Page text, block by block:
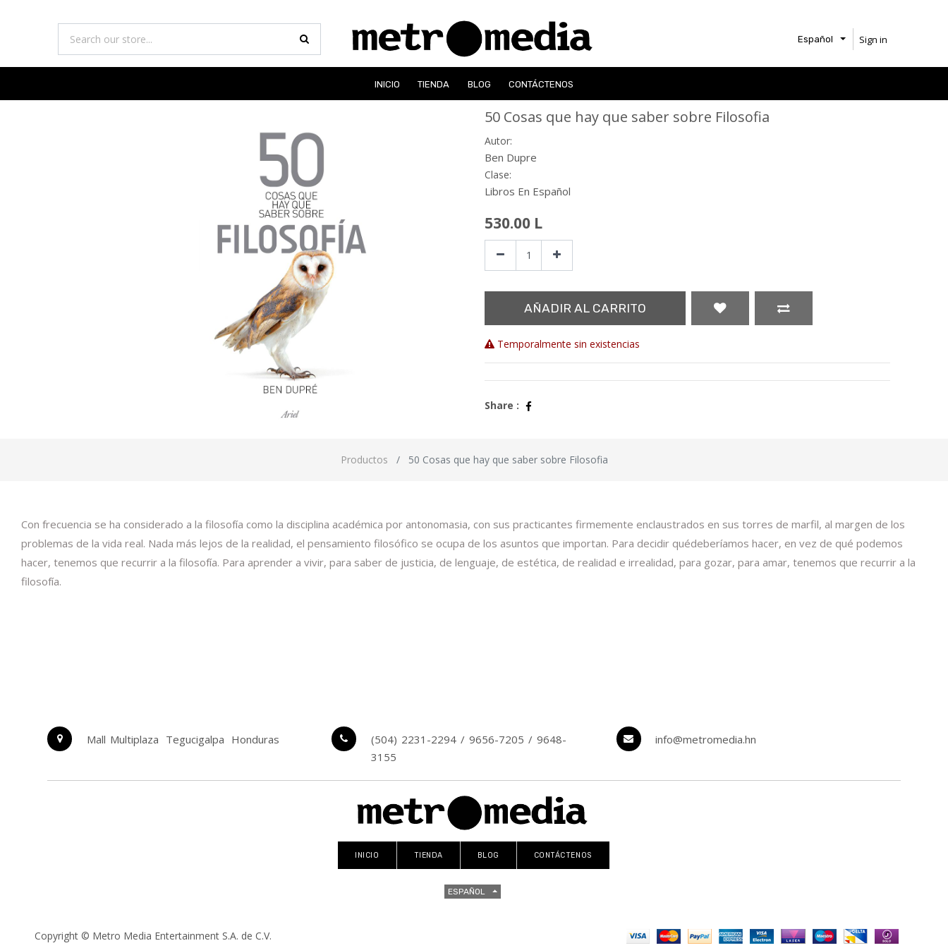
Español Sign in
INICIO TIENDA BLOG CONTÁCTENOS
50 Cosas que hay que saber sobre Filosofia
Autor:
Ben Dupre
Clase:
Libros En Español
530.00 L
AÑADIR AL CARRITO
Temporalmente sin existencias
Share :
Productos 50 Cosas que hay que saber sobre Filosofia
Con frecuencia se ha considerado a la filosofía como la disciplina académica por antonomasia, con sus practicantes firmemente enclaustrados en sus torres de marfil, al margen de los
problemas de la vida real. Nada más lejos de la realidad, el pensamiento filosófico se ocupa de los asuntos que importan. Para decidir quédeberíamos hacer, en vez de qué podemos
hacer, tenemos que recurrir a la filosofía. Para aprender a vivir, para saber de justicia, de lenguaje, de estética, de realidad e irrealidad, para gozar, para amar, tenemos que recurrir a la
filosofía.
Mall Multiplaza Tegucigalpa Honduras
(504) 2231-2294 / 9656-7205 / 9648-
3155
info@metromedia.hn
INICIO TIENDA BLOG CONTÁCTENOS
ESPAÑOL
Copyright © Metro Media Entertainment S.A. de C.V.